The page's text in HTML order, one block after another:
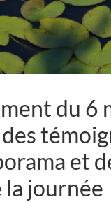
du 6
et
la journée